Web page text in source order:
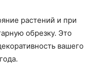
растений и при
обрезку. Это
вашего